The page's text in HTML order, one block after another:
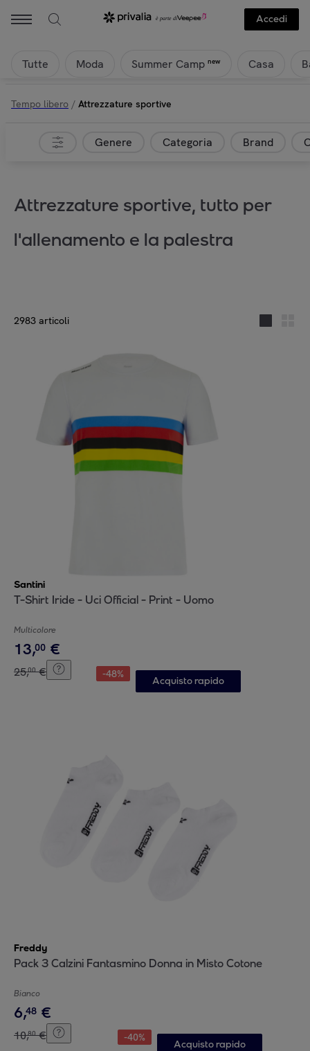
Accedi
Tutte Moda Summer Camp new Casa
Tempo libero / Attrezzature sportive
Genere Categoria Brand
Attrezzature sportive, tutto per
l'allenamento e la palestra
2983 articoli
Santini
T-Shirt Iride - Uci Official - Print - Uomo
Multicolore
13,00 €
25,00 € -48%
Acquisto rapido
Freddy
Pack 3 Calzini Fantasmino Donna in Misto Cotone
Bianco
6,48 €
10,80 € -40%
Acquisto rapido